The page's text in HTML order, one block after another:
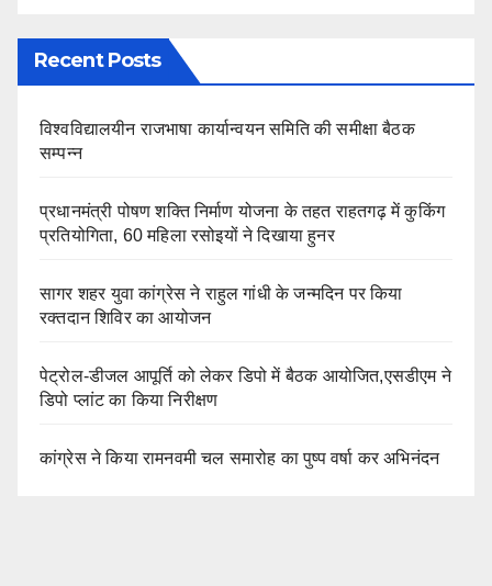
Recent Posts
विश्वविद्यालयीन राजभाषा कार्यान्वयन समिति की समीक्षा बैठक
सम्पन्न
प्रधानमंत्री पोषण शक्ति निर्माण योजना के तहत राहतगढ़ में कुकिंग
प्रतियोगिता, 60 महिला रसोइयों ने दिखाया हुनर
सागर शहर युवा कांग्रेस ने राहुल गांधी के जन्मदिन पर किया
रक्तदान शिविर का आयोजन
पेट्रोल-डीजल आपूर्ति को लेकर डिपो में बैठक आयोजित,एसडीएम ने
डिपो प्लांट का किया निरीक्षण
कांग्रेस ने किया रामनवमी चल समारोह का पुष्प वर्षा कर अभिनंदन